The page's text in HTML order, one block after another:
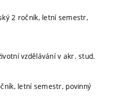
2 ročník, letní semestr,
vzdělávání v akr. stud.
letní semestr, povinný